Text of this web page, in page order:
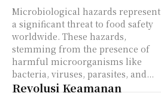
Microbiological hazards represent
a significant threat to food safety
worldwide. These hazards,
stemming from the presence of
harmful microorganisms like
bacteria, viruses, parasites, and...
Revolusi Keamanan